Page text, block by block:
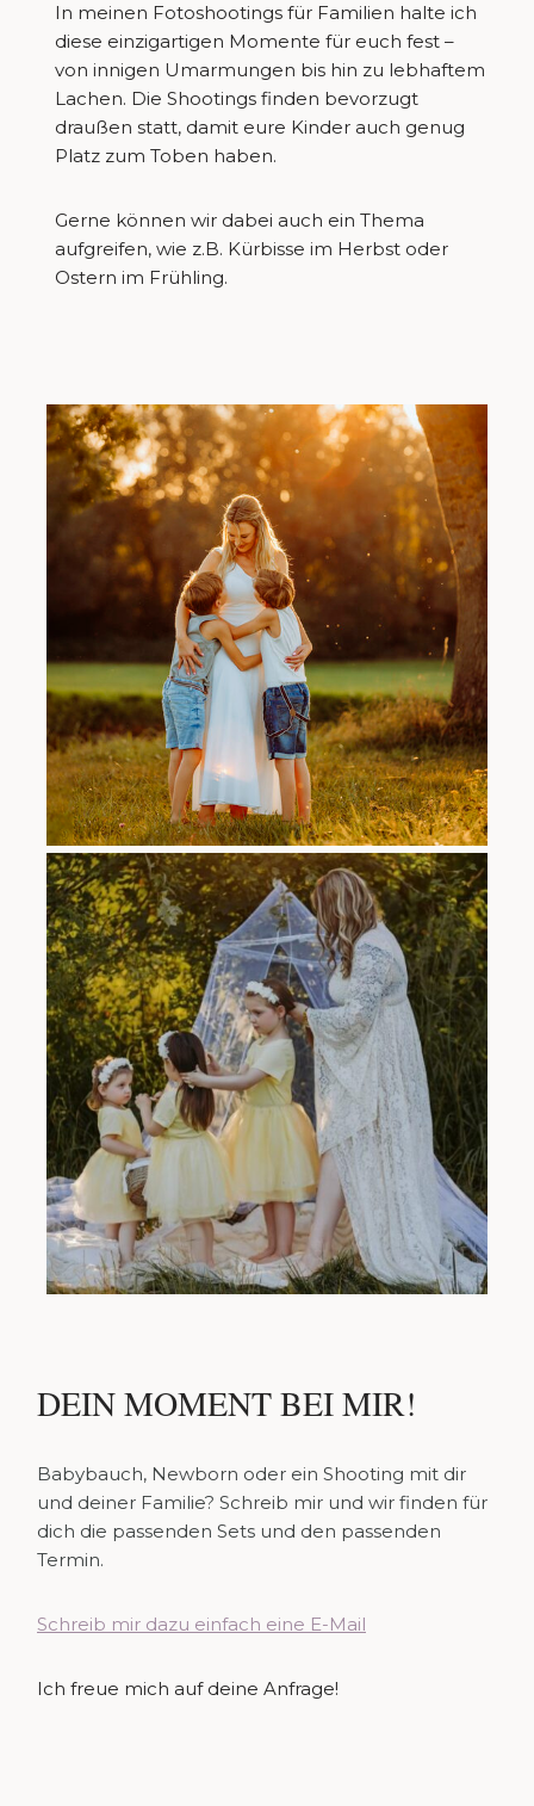
In meinen Fotoshootings für Familien halte ich
diese einzigartigen Momente für euch fest –
von innigen Umarmungen bis hin zu lebhaftem
Lachen. Die Shootings finden bevorzugt
draußen statt, damit eure Kinder auch genug
Platz zum Toben haben.
Gerne können wir dabei auch ein Thema
aufgreifen, wie z.B. Kürbisse im Herbst oder
Ostern im Frühling.
DEIN MOMENT BEI MIR!
Babybauch, Newborn oder ein Shooting mit dir
und deiner Familie? Schreib mir und wir finden für
dich die passenden Sets und den passenden
Termin.
Schreib mir dazu einfach eine E-Mail
Ich freue mich auf deine Anfrage!